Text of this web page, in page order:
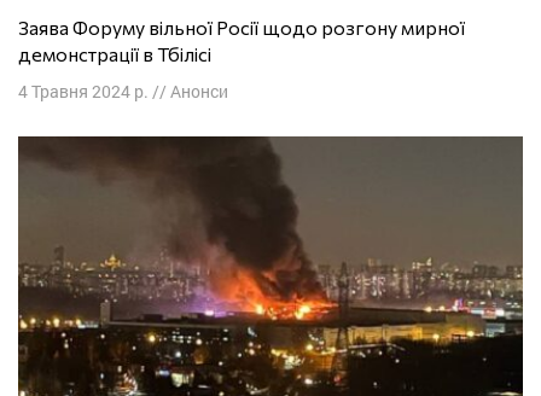
Заява Форуму вільної Росії щодо розгону мирної
демонстрації в Тбілісі
4 Травня 2024 р. // Анонси